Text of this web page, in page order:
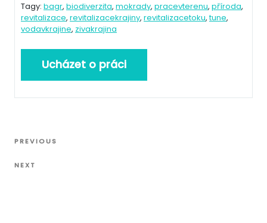
Tagy: bagr, biodiverzita, mokrady, pracevterenu, příroda,
revitalizace, revitalizacekrajiny, revitalizacetoku,tune,
vodavkrajine, zivakrajina
Navigace
příspěvek
Previous
PREVIOUS
Next
NEXT